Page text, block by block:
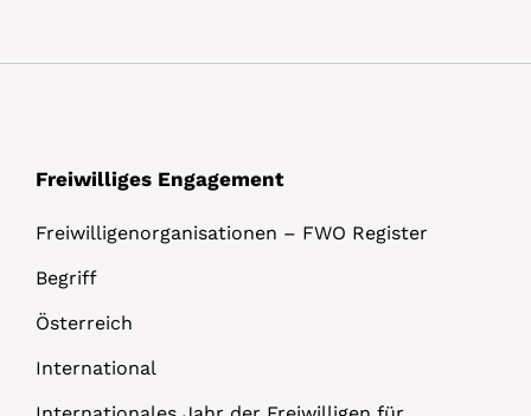
Freiwilliges Engagement
Freiwilligenorganisationen – FWO Register
Begriff
Österreich
International